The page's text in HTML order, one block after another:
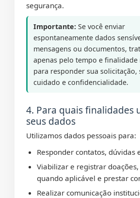
segurança.
Importante: Se você enviar
espontaneamente dados
mensagens ou documentos,
apenas pelo tempo e finalidade
para responder sua solicitação,
cuidado e confidencialidade.
4. Para quais finalidades
seus dados
Utilizamos dados pessoais para:
Responder contatos, dúvidas
Viabilizar e registrar
quando aplicável e prestar
Realizar comunicação